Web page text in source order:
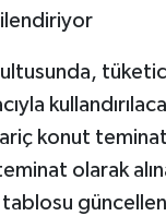
konut
olarak
tablosu